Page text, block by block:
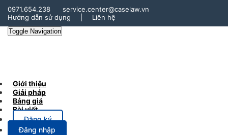
0971.654.238
service.center@caselaw.vn
Hướng dẫn sử dụng
Liên hệ
Toggle Navigation
Giới thiệu
Giải pháp
Bảng giá
Bài viết
Đăng ký
Đăng nhập